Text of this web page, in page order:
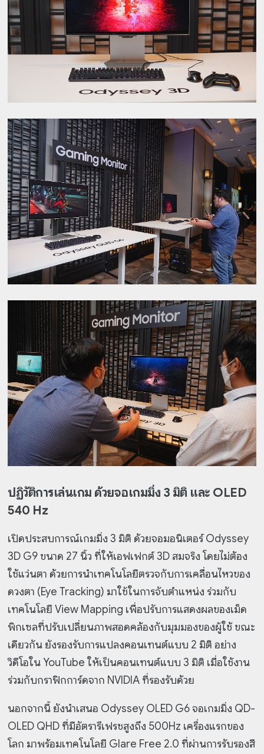
ปฏิวัติการเล่นเกม ด้วยจอเกมมิ่ง 3 มิติ และ OLED
540 Hz
เปิดประสบการณ์เกมมิ่ง 3 มิติ ด้วยจอมอนิเตอร์ Odyssey
3D G9 ขนาด 27 นิ้ว ที่ให้เอฟเฟกต์ 3D สมจริง โดยไม่ต้อง
ใช้แว่นตา ด้วยการนำเทคโนโลยีตรวจกับการเคลื่อนไหวของ
ดวงตา (Eye Tracking) มาใช้ในการจับตำแหน่ง ร่วมกับ
เทคโนโลยี View Mapping เพื่อปรับการแสดงผลของเม็ด
พิกเซลที่ปรับเปลี่ยนภาพสอดคล้องกับมุมมองของผู้ใช้ ขณะ
เดียวกัน ยังรองรับการแปลงคอนเทนต์แบบ 2 มิติ อย่าง
วิดีโอใน YouTube ให้เป็นคอนเทนต์แบบ 3 มิติ เมื่อใช้งาน
ร่วมกับกราฟิกการ์ดจาก NVIDIA ที่รองรับด้วย
นอกจากนี้ ยังนำเสนอ Odyssey OLED G6 จอเกมมิ่ง QD-
OLED QHD ที่มีอัตรารีเฟรชสูงถึง 500Hz เครื่องแรกของ
โลก มาพร้อมเทคโนโลยี Glare Free 2.0 ที่ผ่านการรับรองสี